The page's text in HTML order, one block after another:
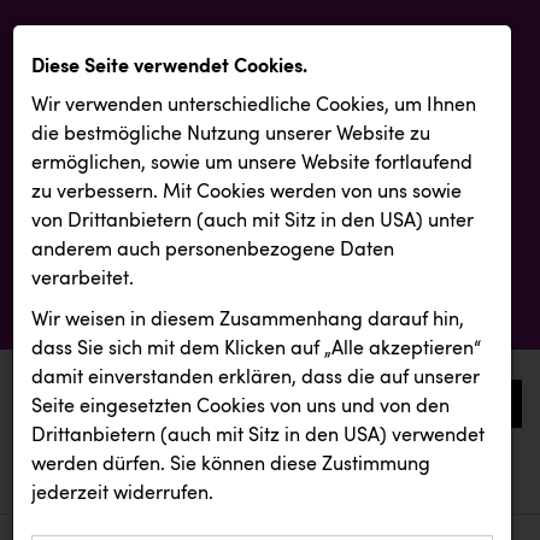
0
aktuelle aussendungen
aktuelle aussendungen
Diese Seite verwendet Cookies.
Wir verwenden unterschiedliche Cookies, um Ihnen
die best­mögliche Nutzung unserer Website zu
ermöglichen, sowie um unsere Website fortlaufend
zu verbessern. Mit Cookies werden von uns sowie
von Drittanbietern (auch mit Sitz in den USA) unter
anderem auch personenbezogene Daten
verarbeitet.
Wir weisen in diesem Zusammenhang darauf hin,
dass Sie sich mit dem Klicken auf „Alle akzeptieren“
damit ein­ver­standen erklären, dass die auf unserer
Seite eingesetzten Cookies von uns und von den
Drittanbietern (auch mit Sitz in den USA) verwendet
werden dürfen. Sie können diese Zustimmung
jederzeit widerrufen.